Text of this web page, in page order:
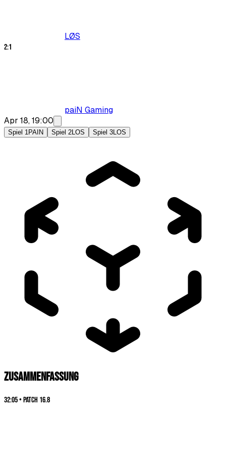
LØS
2:1
paiN Gaming
Apr 18, 19:00
Spiel 1PAIN Spiel 2LOS Spiel 3LOS
ZUSAMMENFASSUNG
32:05•Patch 16.8